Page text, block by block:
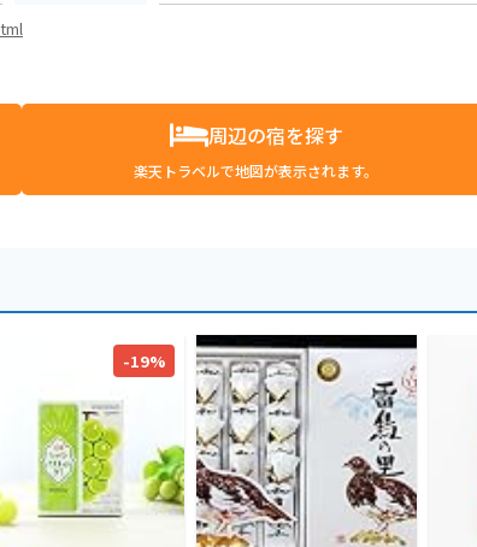
周辺の宿を探す
楽天トラベルで地図が表示されます。
-19%